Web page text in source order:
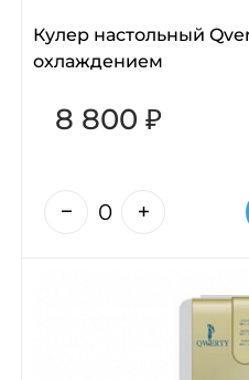
Кулер настольный
охлаждением
8 800 ₽